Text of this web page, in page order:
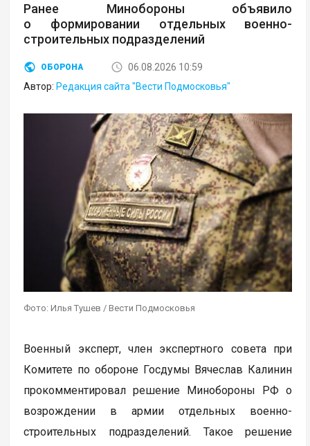
Ранее Минобороны объявило
о формировании отдельных военно-
строительных подразделений
ОБОРОНА
06.08.2026 10:59
Автор: Редакция сайта "Вести Подмосковья"
Фото: Илья Тушев / Вести Подмосковья
Военный эксперт, член экспертного совета при
Комитете по обороне Госдумы Вячеслав Калинин
прокомментировал решение Минобороны РФ о
возрождении в армии отдельных военно-
строительных подразделений. Такое решение